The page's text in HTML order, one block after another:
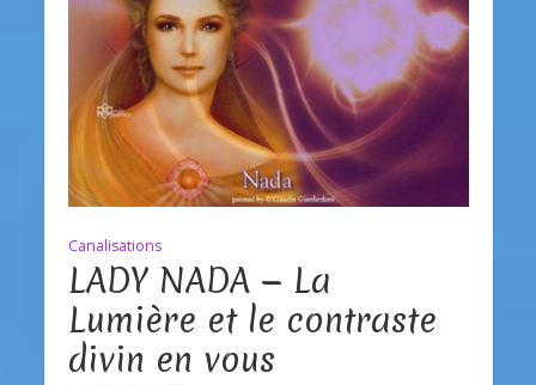
Canalisations
LADY NADA — La
Lumière et le contraste
divin en vous